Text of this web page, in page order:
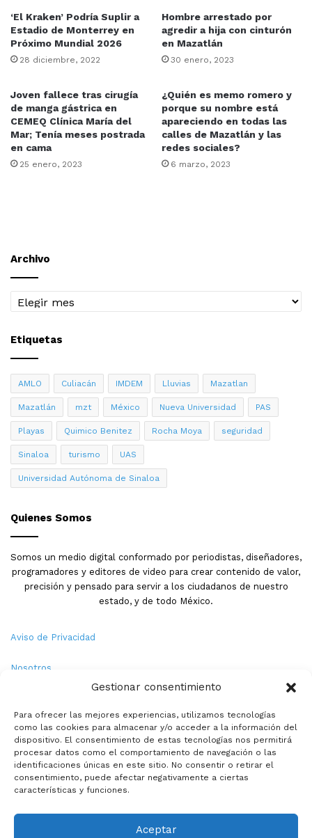
Gestionar consentimiento
Para ofrecer las mejores experiencias, utilizamos tecnologías
como las cookies para almacenar y/o acceder a la información del
dispositivo. El consentimiento de estas tecnologías nos permitirá
procesar datos como el comportamiento de navegación o las
identificaciones únicas en este sitio. No consentir o retirar el
consentimiento, puede afectar negativamente a ciertas
características y funciones.
Aceptar
‘El Kraken’ Podría Suplir a
Estadio de Monterrey en
Próximo Mundial 2026
28 diciembre, 2022
Hombre arrestado por
agredir a hija con cinturón
en Mazatlán
30 enero, 2023
Joven fallece tras cirugía
de manga gástrica en
CEMEQ Clínica María del
Mar; Tenía meses postrada
en cama
25 enero, 2023
¿Quién es memo romero y
porque su nombre está
apareciendo en todas las
calles de Mazatlán y las
redes sociales?
6 marzo, 2023
Archivo
Archivo
Etiquetas
AMLO Culiacán IMDEM Lluvias Mazatlan
Mazatlán mzt México Nueva Universidad PAS
Playas Quimico Benitez Rocha Moya seguridad
Sinaloa turismo UAS
Universidad Autónoma de Sinaloa
Quienes Somos
Somos un medio digital conformado por periodistas, diseñadores,
programadores y editores de video para crear contenido de valor,
precisión y pensado para servir a los ciudadanos de nuestro
estado, y de todo México.
Aviso de Privacidad
Nosotros
Política de Cookies
Contacto